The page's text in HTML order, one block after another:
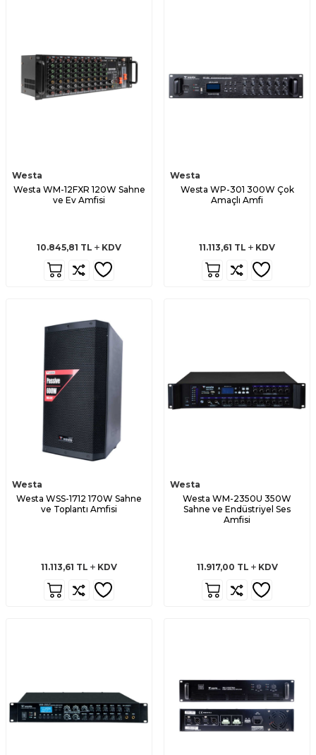
Westa
Westa WM-12FXR 120W Sahne
ve Ev Amfisi
10.845,81 TL KDV
Westa
Westa WP-301 300W Çok
Amaçlı Amfi
11.113,61 TL KDV
Westa
Westa WSS-1712 170W Sahne
ve Toplantı Amfisi
11.113,61 TL KDV
Westa
Westa WM-2350U 350W
Sahne ve Endüstriyel Ses
Amfisi
11.917,00 TL KDV